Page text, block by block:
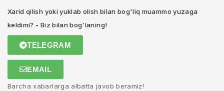
Xarid qilish yoki yuklab olish bilan bog'liq muammo yuzaga
keldimi? - Biz bilan bog'laning!
TELEGRAM
EMAIL
Barcha xabarlarga albatta javob beramiz!